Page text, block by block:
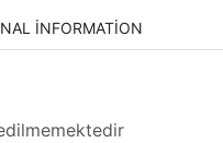
INFORMATION